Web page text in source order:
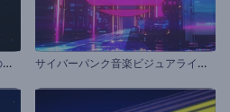
エ
ニマティック・コ響サウンドのビジュアライザー サ
イバーパンク音楽ビジュアライザー